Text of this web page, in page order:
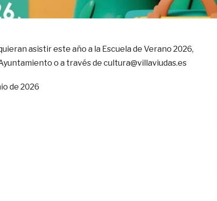
asistir este año a la Escuela de Verano 2026,
o a través de cultura@villaviudas.es
de 2026